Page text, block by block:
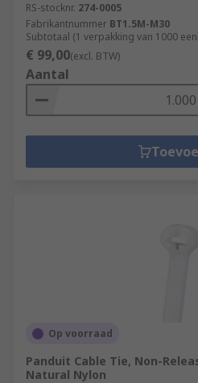
RS-stocknr. 274-0005
Fabrikantnummer BT1.5M-M30
Subtotaal (1 verpakking van 1000
€ 99,00(excl. BTW)
Aantal
Op voorraad
Panduit Cable Tie, Non-
Natural Nylon